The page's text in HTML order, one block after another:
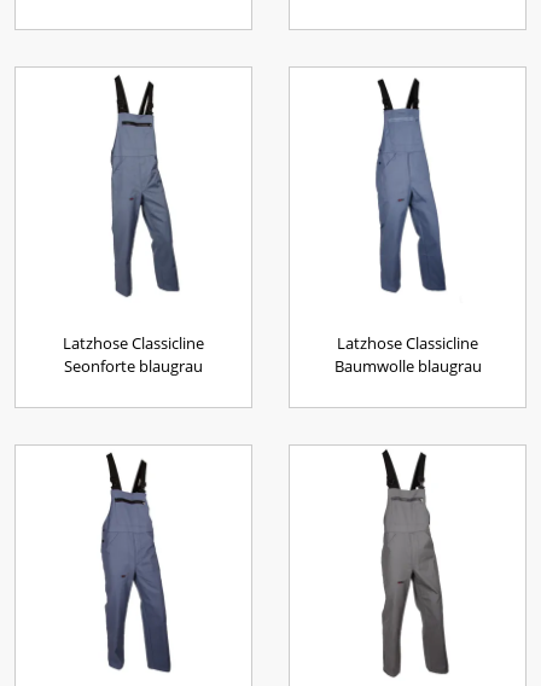
Latzhose Classicline
Seonforte blaugrau
Latzhose Classicline
Baumwolle blaugrau